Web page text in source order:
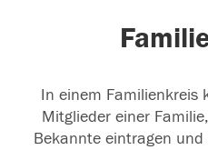
In einem Familienkreis
Mitglieder einer
Bekannte eintragen und